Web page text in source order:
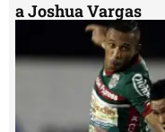
a Joshua Vargas